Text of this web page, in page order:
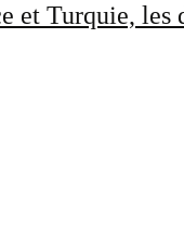
et Turquie, les